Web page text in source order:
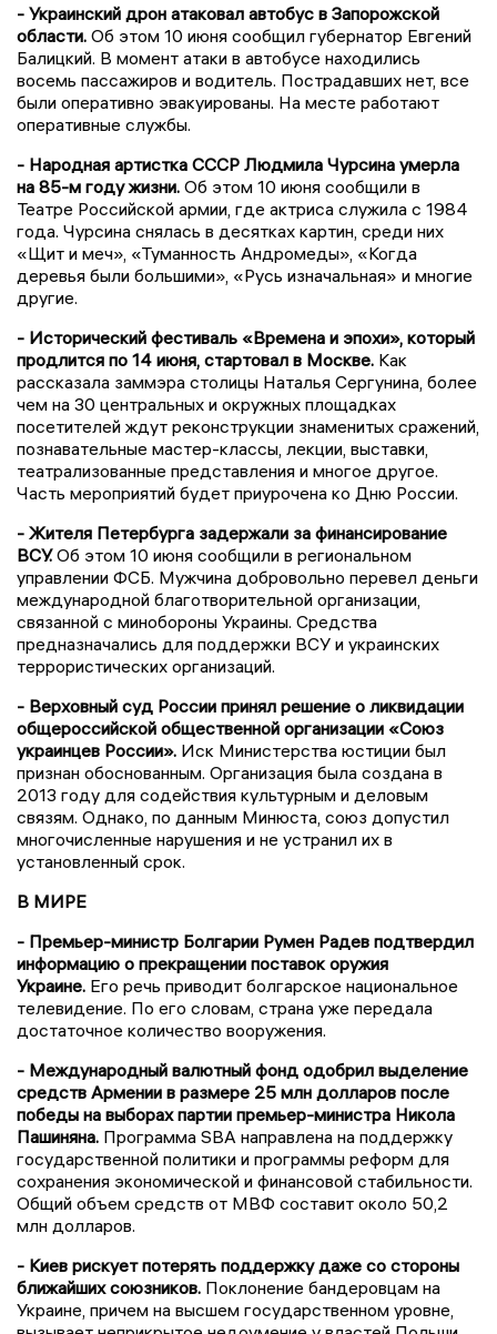
- Украинский дрон атаковал автобус в Запорожской
области. Об этом 10 июня сообщил губернатор Евгений
Балицкий. В момент атаки в автобусе находились
восемь пассажиров и водитель. Пострадавших нет, все
были оперативно эвакуированы. На месте работают
оперативные службы.
- Народная артистка СССР Людмила Чурсина умерла
на 85-м году жизни. Об этом 10 июня сообщили в
Театре Российской армии, где актриса служила с 1984
года. Чурсина снялась в десятках картин, среди них
«Щит и меч», «Туманность Андромеды», «Когда
деревья были большими», «Русь изначальная» и многие
другие.
- Исторический фестиваль «Времена и эпохи», который
продлится по 14 июня, стартовал в Москве. Как
рассказала заммэра столицы Наталья Сергунина, более
чем на 30 центральных и окружных площадках
посетителей ждут реконструкции знаменитых сражений,
познавательные мастер-классы, лекции, выставки,
театрализованные представления и многое другое.
Часть мероприятий будет приурочена ко Дню России.
- Жителя Петербурга задержали за финансирование
ВСУ.Об этом 10 июня сообщили в региональном
управлении ФСБ. Мужчина добровольно перевел деньги
международной благотворительной организации,
связанной с минобороны Украины. Средства
предназначались для поддержки ВСУ и украинских
террористических организаций.
- Верховный суд России принял решение о ликвидации
общероссийской общественной организации «Союз
украинцев России». Иск Министерства юстиции был
признан обоснованным. Организация была создана в
2013 году для содействия культурным и деловым
связям. Однако, по данным Минюста, союз допустил
многочисленные нарушения и не устранил их в
установленный срок.
В МИРЕ
- Премьер-министр Болгарии Румен Радев подтвердил
информацию о прекращении поставок оружия
Украине. Его речь приводит болгарское национальное
телевидение. По его словам, страна уже передала
достаточное количество вооружения.
- Международный валютный фонд одобрил выделение
средств Армении в размере 25 млн долларов после
победы на выборах партии премьер-министра Никола
Пашиняна. Программа SBA направлена на поддержку
государственной политики и программы реформ для
сохранения экономической и финансовой стабильности.
Общий объем средств от МВФ составит около 50,2
млн долларов.
- Киев рискует потерять поддержку даже со стороны
ближайших союзников. Поклонение бандеровцам на
Украине, причем на высшем государственном уровне,